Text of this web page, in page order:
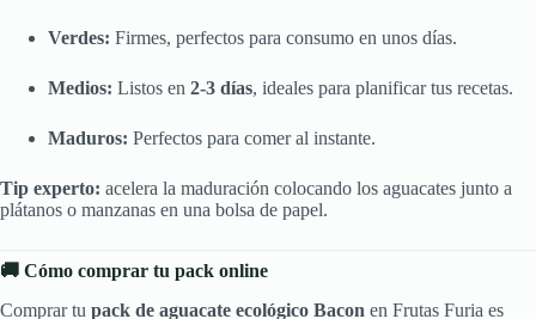
Verdes: Firmes, perfectos para consumo en unos días.
Medios: Listos en 2-3 días, ideales para planificar tus recetas.
Maduros: Perfectos para comer al instante.
Tip experto: acelera la maduración colocando los aguacates junto a
plátanos o manzanas en una bolsa de papel.
🚚 Cómo comprar tu pack online
Comprar tu pack de aguacate ecológico Bacon en Frutas Furia es